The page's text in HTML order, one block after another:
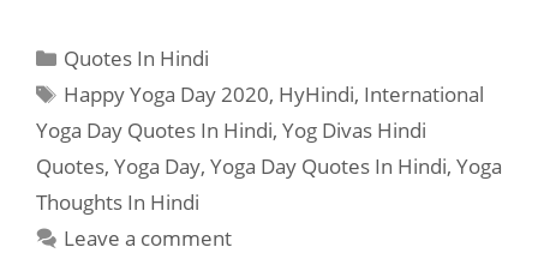
Categories
Quotes In Hindi
Tags
Happy Yoga Day 2020, HyHindi, International
Yoga Day Quotes In Hindi, Yog Divas Hindi
Quotes, Yoga Day, Yoga Day Quotes In Hindi, Yoga
Thoughts In Hindi
Leave a comment